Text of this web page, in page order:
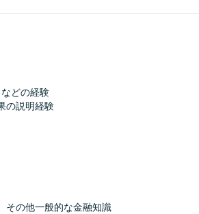
どの経験
の説明経験
その他一般的な金融知識